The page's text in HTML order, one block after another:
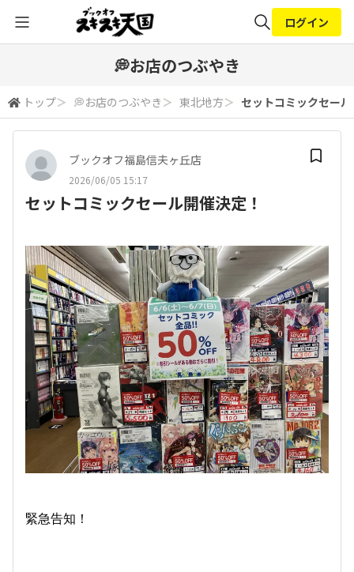
検索
ログイン
💭お店のつぶやき
トップ＞ 💭お店のつぶやき ＞ 東北地方＞ セットコミックセー
ブックオフ福島信夫ヶ丘店
2026/06/05 15:17
セットコミックセール開催決定！
緊急告知！